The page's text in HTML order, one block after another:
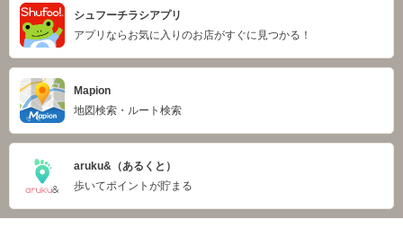
シュフーチラシアプリ
アプリならお気に入りのお店がすぐに見つかる！
Mapion
地図検索・ルート検索
aruku&（あるくと）
歩いてポイントが貯まる